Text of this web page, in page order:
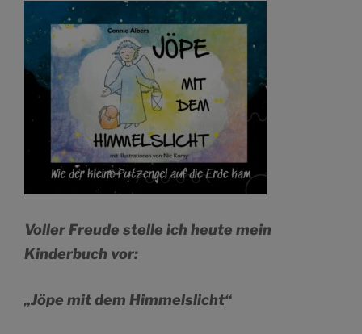
Voller Freude stelle ich heute mein
Kinderbuch vor:
„Jöpe mit dem Himmelslicht“